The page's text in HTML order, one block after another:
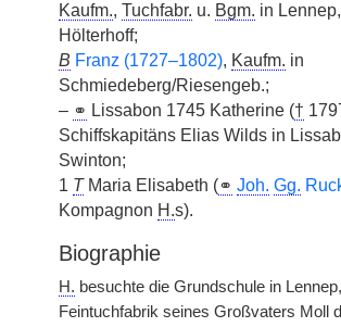
Kaufm., Tuchfabr. u. Bgm. in
Hölterhoff;
B Franz (1727–1802), Kaufm. in
Schmiedeberg/Riesengeb.;
– ⚭ Lissabon 1745 Katherine (†
Schiffskapitäns Elias Wilds in
Swinton;
1 TMaria Elisabeth (⚭ Joh. Gg.
Kompagnon H.s).
Biographie
H. besuchte die Grundschule in
Feintuchfabrik seines Großvaters Moll